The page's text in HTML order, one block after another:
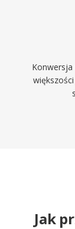
Konwersja
Jak